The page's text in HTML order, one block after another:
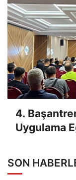
4.
Uygulama
SON